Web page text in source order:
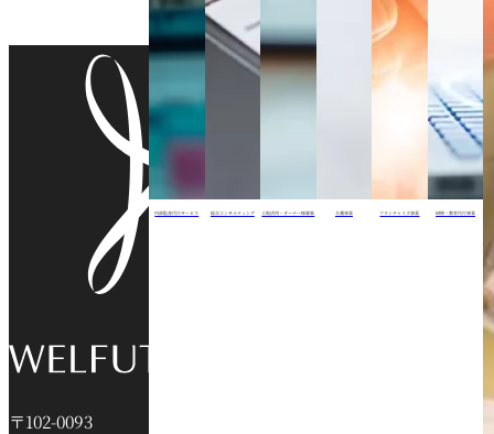
内部監査代行サービス 総合コンサルティング 土地活用・オーナー様募集 介護事業 フランチャイズ事業 研修・教育代行事業
〒102-0093